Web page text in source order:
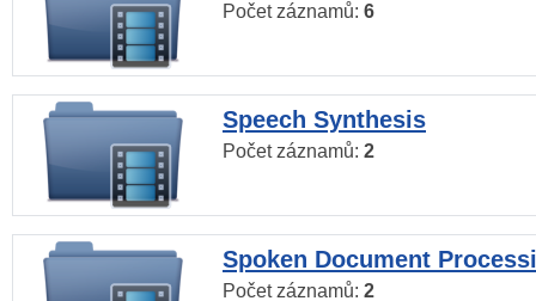
Počet záznamů: 6
Speech Synthesis
Počet záznamů: 2
Spoken Document
Počet záznamů: 2